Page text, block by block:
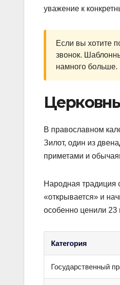
уважение к
Если вы хотите
звонок.
намного больше.
В православном
Зилот, один из
приметами и
Народная традиция
«открывается» и
особенно ценили 23
Категория
Государственный